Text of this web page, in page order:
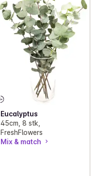
Eucalyptus
45cm, 8 stk,
FreshFlowers
Mix & match